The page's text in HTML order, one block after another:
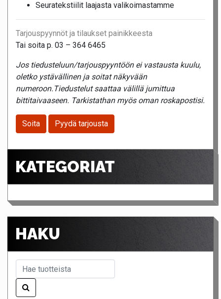
Seuratekstiilit laajasta valikoimastamme
Tarjouspyynnöt ja tilaukset painikkeesta
Tai soita p. 03 – 364 6465
Jos tiedusteluun/tarjouspyyntöön ei vastausta kuulu,
oletko ystävällinen ja soitat näkyvään
numeroon.Tiedustelut saattaa välillä jumittua
bittitaivaaseen. Tarkistathan myös oman roskapostisi.
Soita Pyydä tarjousta
KATEGORIAT
HAKU